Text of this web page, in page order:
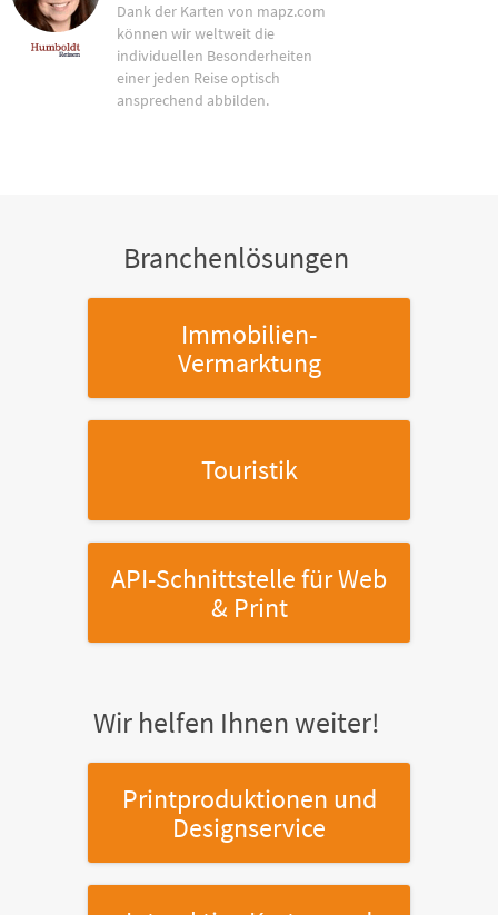
Dank der Karten von mapz.com
können wir weltweit die
individuellen Besonderheiten
einer jeden Reise optisch
ansprechend abbilden.
Branchenlösungen
Immobilien-
Vermarktung
Touristik
API-Schnittstellefür Web
& Print
Wir helfen Ihnen weiter!
Printproduktionen und
Designservice